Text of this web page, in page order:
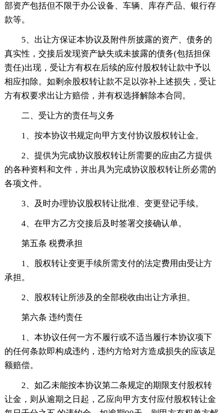
部资产包括但不限于办公设备、车辆、库存产品、银行存
款等。
5、出让方保证本协议及附件所披露的资产、债务的
真实性，交接后发现资产缺失或未披露的债务(包括担保
责任)出现，受让方有权在后续的应付股权转让款中予以
相应扣除。如剩余股权转让款不足以弥补上述损失，受让
方有权要求出让方赔偿，并有权选择解除本合同。
二、受让方的责任与义务
1、按本协议书规定向甲方支付协议股权转让金。
2、提供为完成协议股权转让所需要的应由乙方提供
的各种资料和文件，并出具为完成协议股权转让所必需的
各项文件。
3、及时办理协议股权转让批准、变更登记手续。
4、在甲方乙方交接后及时签署交接确认单。
第五条 税费承担
1、股权转让变更手续所需支付的法定费用由受让方
承担。
2、股权转让所涉及的全部税收由出让方承担。
第六条 违约责任
1、本协议任何一方不履行或不适当履行本协议项下
的任何条款即构成违约，违约方给对方造成损失的应该足
额赔偿。
2、如乙未能按本协议第二条规定的期限支付股权转
让金，则从逾期之日起，乙应向甲方支付应付股权转让金